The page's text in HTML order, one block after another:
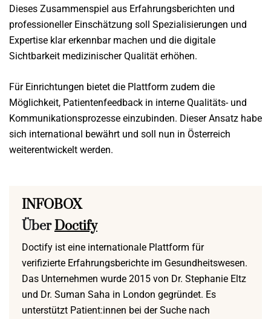
Dieses Zusammenspiel aus Erfahrungsberichten und
professioneller Einschätzung soll Spezialisierungen und
Expertise klar erkennbar machen und die digitale
Sichtbarkeit medizinischer Qualität erhöhen.
Für Einrichtungen bietet die Plattform zudem die
Möglichkeit, Patientenfeedback in interne Qualitäts- und
Kommunikationsprozesse einzubinden. Dieser Ansatz habe
sich international bewährt und soll nun in Österreich
weiterentwickelt werden.
INFOBOX
ÜberDoctify
Doctify ist eine internationale Plattform für
verifizierte Erfahrungsberichte im Gesundheitswesen.
Das Unternehmen wurde 2015 von Dr. Stephanie Eltz
und Dr. Suman Saha in London gegründet. Es
unterstützt Patient:innen bei der Suche nach